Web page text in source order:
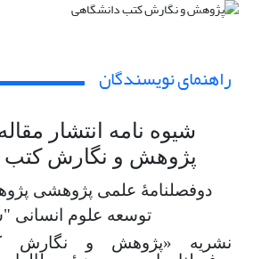
راهنمای نویسندگان
شیوه نامه انتشار
پژوهش و نگارش کتب
دوفصلنامۀ علمی پژوهشی
توسعه علوم
نشریه «پژوهش و نگارش